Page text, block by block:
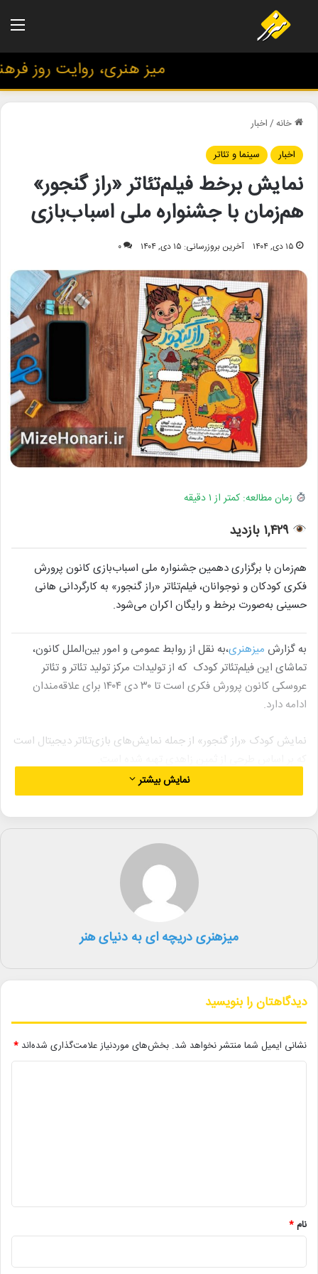
میز هنری، روایت روز
خانه/اخبار
اخبار
سینما و تئاتر
نمایش برخط فیلم‌تئاتر «راز گنجور»
هم‌زمان با جشنواره ملی اسباب‌بازی
۱۵ دی, ۱۴۰۴ آخرین بروزرسانی: ۱۵ دی, ۱۴۰۴ ۰
زمان مطالعه: کمتر از ۱ دقیقه
۱,۴۲۹ بازدید
هم‌زمان با برگزاری دهمین جشنواره ملی اسباب‌بازی کانون پرورش
فکری کودکان و نوجوانان، فیلم‌تئاتر «راز گنجور» به کارگردانی هانی
حسینی به‌صورت برخط و رایگان اکران می‌شود.
به گزارش میزهنری،به نقل از روابط عمومی و امور بین‌الملل کانون،
تماشای این فیلم‌تئاتر کودک که از تولیدات مرکز تولید تئاتر و تئاتر
عروسکی کانون پرورش فکری است تا ۳۰ دی‌ ۱۴۰۴ برای علاقه‌مندان
ادامه دارد.
نمایش کودک «راز گنجور» از جمله نمایش‌های بازی‌تئاتر دیجیتال است
عوامل این نمایش عبارتند از: طراحان: صدف بیگدلی، هانی حسینی و
مرضیه نادری، بازیگران: سها آردم، هانی حسینی، رامین کهن و متین
گودرزی، کارگردانان هنری: هانی حسینی و مرضیه نادری، کارگردان
تلویزیونی: مهدی گنجی، دستیار کارگردان: معصومه آرواز، تصویرسازی و
ویدئو مپینگ: آرمان مقدم، طراح انیمیشن و تصاویر دیجیتال: آرین
حسنوندی، آهنگ‌ساز و طراح صدا: سهیل سهیلی، طراح پوستر و بروشور:
رفعت هاشمی سی‌سخت، مرضیه سرمشقی، طراح نور: هادی حسینی،
«پَلَشت»، دیوِ پلیدی‌ها، راز شادی را می‌دزدد و مردم کم‌کم شادی را از
یاد می‌برند. در این میان، گنجور، پسربچه‌ای که نزد سیمرغ بزرگ شده
است، تصمیم می‌گیرد شادی را بازگرداند و در این مسیر با چالش‌هایی
دیگر خبرها
نمایش بیشتر
میزهنری دریچه ای به دنیای هنر
دیدگاهتان را بنویسید
نشانی ایمیل شما منتشر نخواهد شد. بخش‌های موردنیاز علامت‌گذاری شده‌اند *
نام*